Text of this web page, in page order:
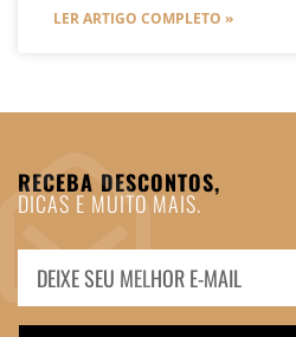
LER ARTIGO COMPLETO »
RECEBA DESCONTOS,
DICAS E MUITO MAIS.